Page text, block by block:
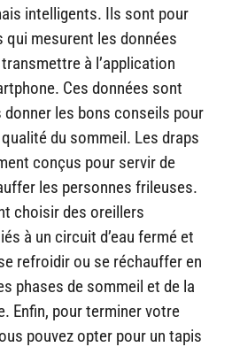
intelligents. Ils sont pour
mesurent les données
à l’application
Ces données sont
donner les bons conseils pour
du sommeil. Les draps
conçus pour servir de
les personnes frileuses.
choisir des oreillers
à un circuit d’eau fermé et
refroidir ou se réchauffer en
phases de sommeil et de la
Enfin, pour terminer votre
pouvez opter pour un tapis